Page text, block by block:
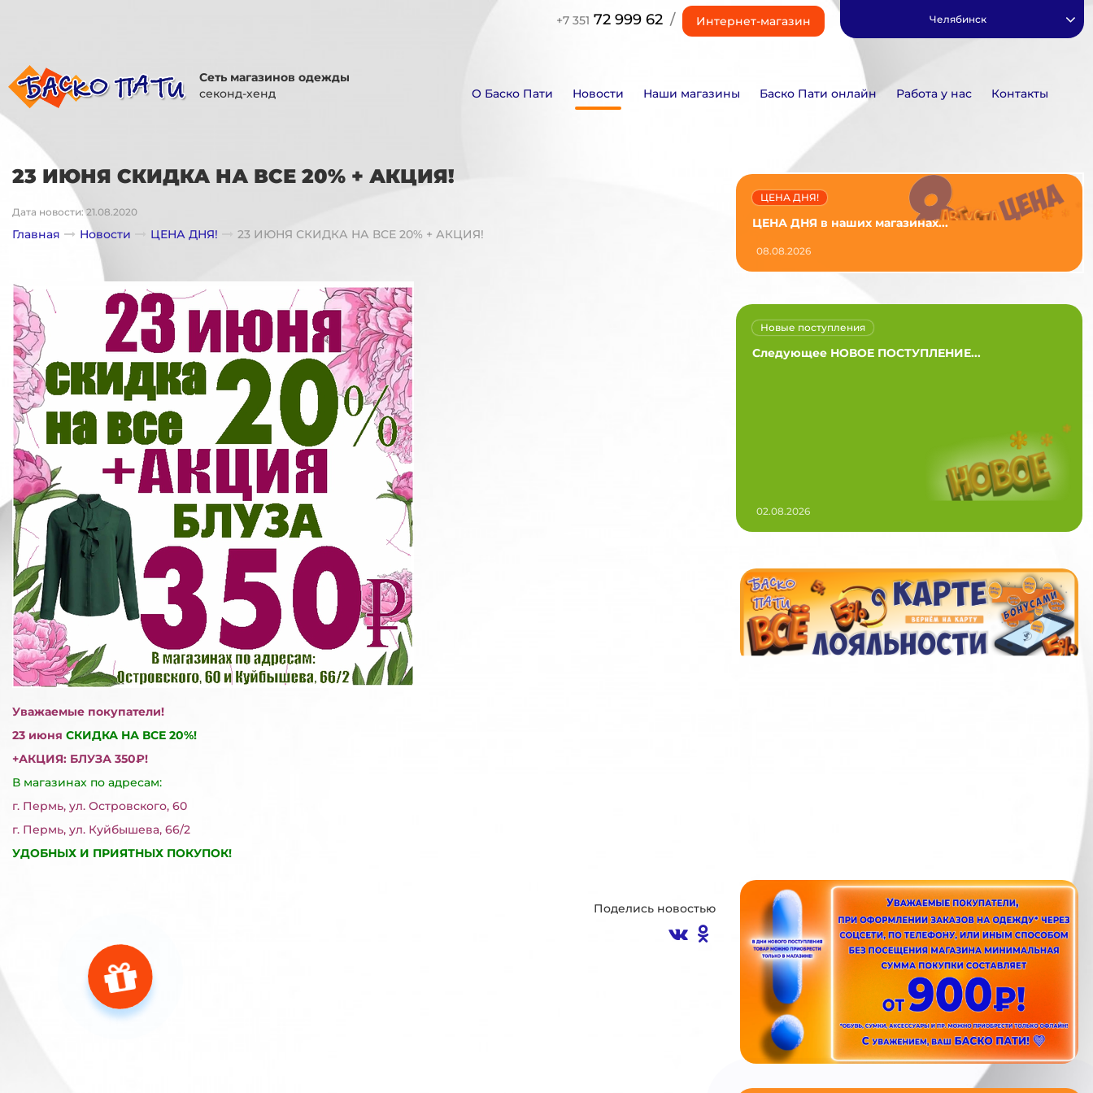
+7 351 72 999 62 / Интернет-магазин Челябинск
Сеть магазинов одежды
секонд-хенд
О Баско Пати Новости Наши магазины Баско Пати онлайн Работа у нас Контакты
23 ИЮНЯ СКИДКА НА ВСЕ 20% + АКЦИЯ!
Дата новости: 21.08.2020
Главная Новости ЦЕНА ДНЯ! 23 ИЮНЯ СКИДКА НА ВСЕ 20% + АКЦИЯ!
Уважаемые покупатели!
23 июня СКИДКА НА ВСЕ 20%!
+АКЦИЯ: БЛУЗА 350₽!
В магазинах по адресам:
г. Пермь, ул. Островского, 60
г. Пермь, ул. Куйбышева, 66/2
УДОБНЫХ И ПРИЯТНЫХ ПОКУПОК!
Поделись новостью
ЦЕНА ДНЯ в наших магазинах...
ЦЕНА ДНЯ!
08.08.2026
Следующее НОВОЕ ПОСТУПЛЕНИЕ...
Новые поступления
02.08.2026